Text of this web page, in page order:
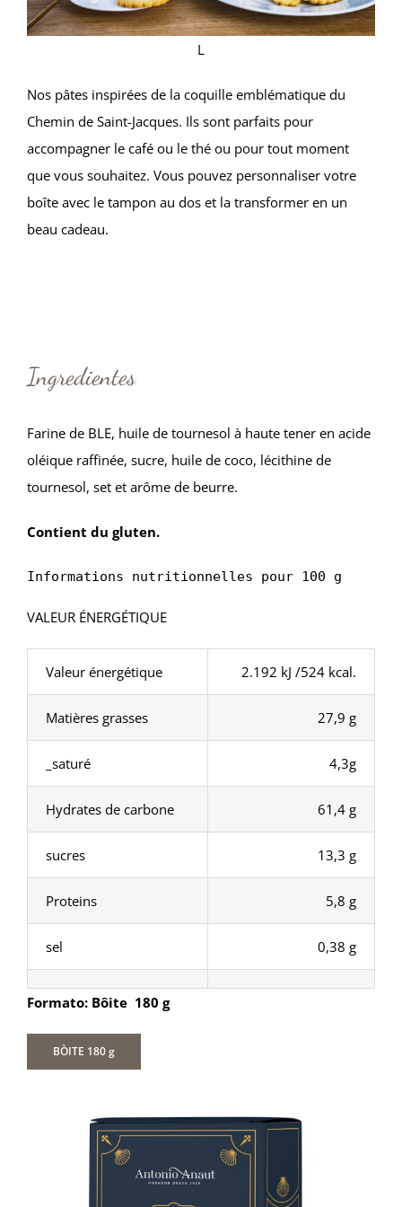
L
Nos pâtes inspirées de la coquille emblématique du
Chemin de Saint-Jacques. Ils sont parfaits pour
accompagner le café ou le thé ou pour tout moment
que vous souhaitez. Vous pouvez personnaliser votre
boîte avec le tampon au dos et la transformer en un
beau cadeau.
Ingredientes
Farine de BLE, huile de tournesol à haute tener en acide
oléique raffinée, sucre, huile de coco, lécithine de
tournesol, set et arôme de beurre.
Contient du gluten.
Informations nutritionnelles pour 100 g
VALEUR ÉNERGÉTIQUE
Valeur énergétique 2.192 kJ /524 kcal.
Matières grasses 27,9 g
_saturé 4,3g
Hydrates de carbone 61,4 g
sucres 13,3 g
Proteins 5,8 g
sel 0,38 g
Formato: Bôite 180 g
BÒITE 180 g